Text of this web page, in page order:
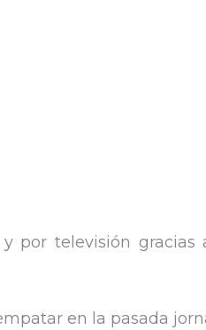
por televisión gracias
en la pasada